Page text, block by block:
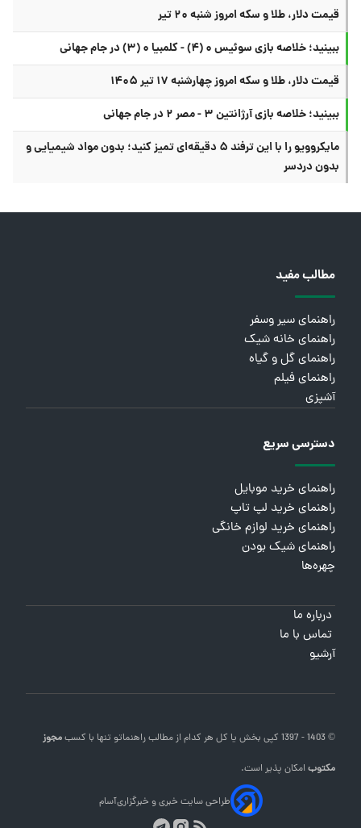
قیمت دلار، طلا و سکه امروز شنبه ۲۰ تیر
ببینید؛ خلاصه بازی سوئیس ۰ (۴) - کلمبیا ۰ (۳) در جام جهانی
قیمت دلار، طلا و سکه امروز چهارشنبه ۱۷ تیر ۱۴۰۵
ببینید؛ خلاصه بازی آرژانتین ۳ - مصر ۲ در جام جهانی
مایکروویو را با این ترفند ۵ دقیقه‌ای تمیز کنید؛ بدون مواد شیمیایی و
بدون دردسر
مطالب مفید
راهنمای سیر وسفر
راهنمای خانه شیک
راهنمای گل و گیاه
راهنمای فیلم
آشپزی
دسترسی سریع
راهنمای خرید موبایل
راهنمای خرید لپ تاپ
راهنمای خرید لوازم خانگی
راهنمای شیک بودن
چهره‌ها
درباره ما
تماس با ما
آرشیو
© 1403 - 1397 کپی بخش یا کل هر کدام از مطالب راهنماتو تنها با کسبمجوز
مکتوبامکان پذیر است.
طراحی سایت خبری و خبرگزاریآسام